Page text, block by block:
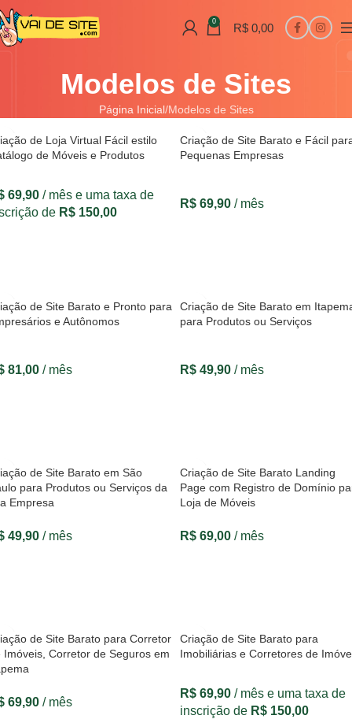
0 R$ 0,00
Modelos de Sites
Página Inicial Modelos de Sites
de Loja Virtual Fácil estilo
de Móveis e Produtos
69,90 / mês e uma taxa de
de R$ 150,00
Criação de Site Barato e Fácil
Pequenas Empresas
R$ 69,90 / mês
de Site Barato e Pronto para
e Autônomos
81,00 / mês
Criação de Site Barato em
para Produtos ou Serviços
R$ 49,90 / mês
de Site Barato em São
para Produtos ou Serviços da
Empresa
49,90 / mês
Criação de Site Barato Landing
Page com Registro de Domínio
Loja de Móveis
R$ 69,00 / mês
de Site Barato para Corretor
Imóveis, Corretor de Seguros em
69,90 / mês
Criação de Site Barato para
Imobiliárias e Corretores de
R$ 69,90 / mês e uma taxa de
inscrição de R$ 150,00